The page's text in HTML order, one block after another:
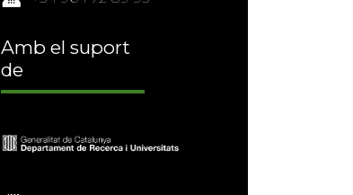
Amb el suport
de